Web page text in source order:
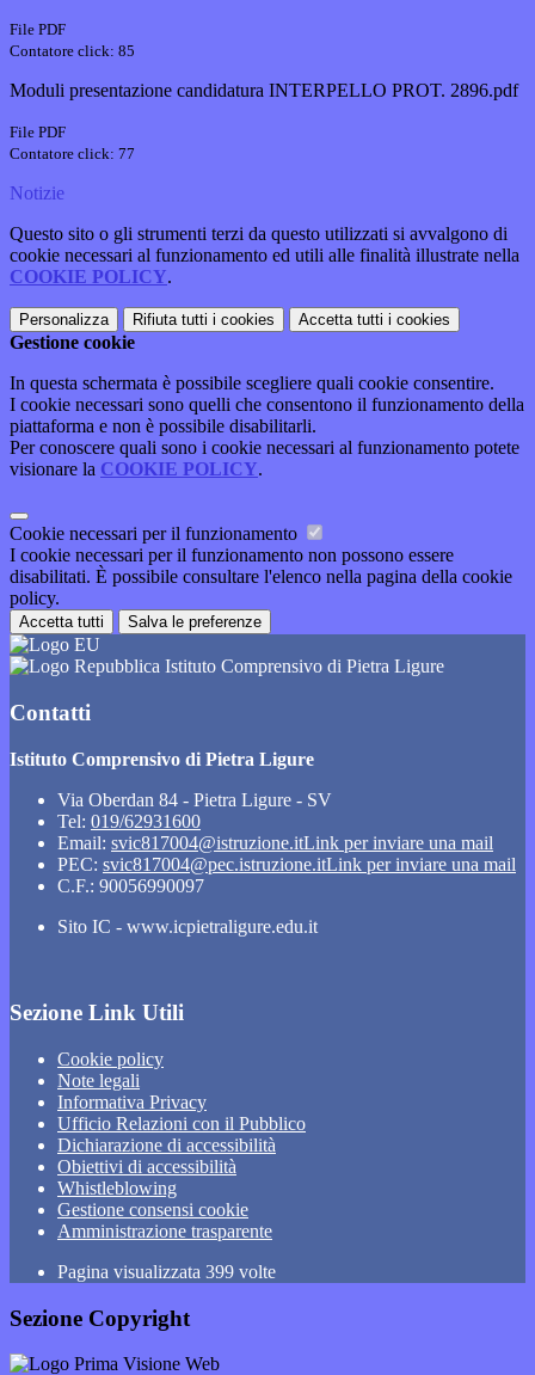
File PDF
Contatore click: 85
Moduli presentazione candidatura INTERPELLO PROT. 2896.pdf
File PDF
Contatore click: 77
Notizie
Questo sito o gli strumenti terzi da questo utilizzati si avvalgono di
cookie necessari al funzionamento ed utili alle finalità illustrate nella
COOKIE POLICY.
Personalizza Rifiuta tutti i cookies Accetta tutti i cookies
Gestione cookie
In questa schermata è possibile scegliere quali cookie consentire.
I cookie necessari sono quelli che consentono il funzionamento della
piattaforma e non è possibile disabilitarli.
Per conoscere quali sono i cookie necessari al funzionamento potete
visionare la COOKIE POLICY.
Cookie necessari per il funzionamento
I cookie necessari per il funzionamento non possono essere
disabilitati. È possibile consultare l'elenco nella pagina della cookie
policy.
Accetta tutti Salva le preferenze
Istituto Comprensivo di Pietra Ligure
Contatti
Istituto Comprensivo di Pietra Ligure
Via Oberdan 84 - Pietra Ligure - SV
Tel: 019/62931600
Email: svic817004@istruzione.itLink per inviare una mail
PEC: svic817004@pec.istruzione.itLink per inviare una mail
C.F.: 90056990097
Sito IC - www.icpietraligure.edu.it
Sezione Link Utili
Cookie policy
Note legali
Informativa Privacy
Ufficio Relazioni con il Pubblico
Dichiarazione di accessibilità
Obiettivi di accessibilità
Whistleblowing
Gestione consensi cookie
Amministrazione trasparente
Pagina visualizzata 399 volte
Sezione Copyright